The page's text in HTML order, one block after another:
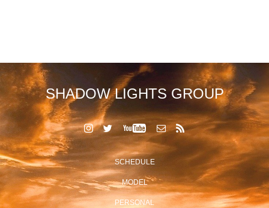
SHADOW LIGHTS GROUP
SCHEDULE
MODEL
PERSONAL